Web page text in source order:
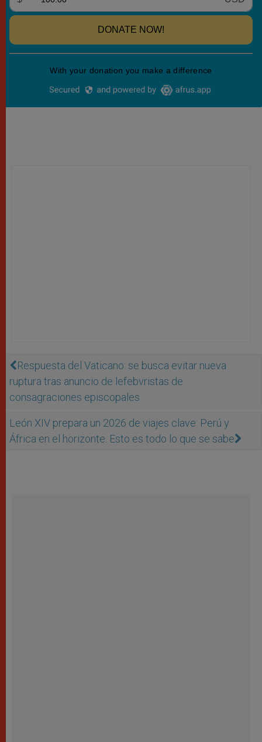
Respuesta del Vaticano: se busca evitar nueva
ruptura tras anuncio de lefebvristas de
consagraciones episcopales
León XIV prepara un 2026 de viajes clave: Perú y
África en el horizonte. Esto es todo lo que se sabe